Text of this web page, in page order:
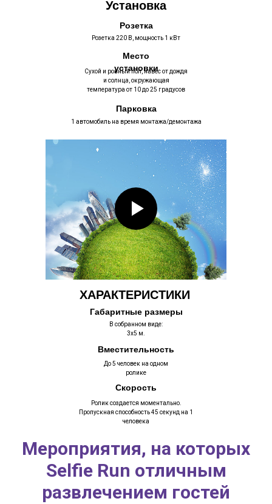
Установка
Розетка
Розетка 220 В, мощность 1 кВт
Место
установки
Сухой и ровный пол, навес от дождя
и солнца, окружающая
температура от 10 до 25 градусов
Парковка
1 автомобиль на время монтажа/демонтажа
ХАРАКТЕРИСТИКИ
Габаритные размеры
В собранном виде:
3х5 м.
Вместительность
До 5 человек на одном
ролике
Скорость
Ролик создается моментально.
Пропускная способность 45 секунд на 1
человека
Мероприятия, на которых
Selfie Run отличным
развлечением гостей